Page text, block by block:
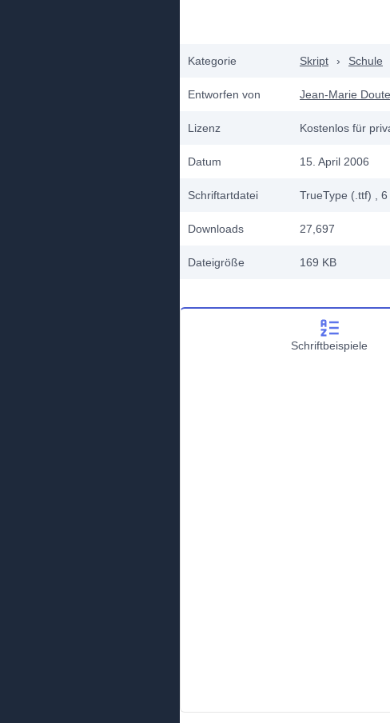
Kategorie Skript › Schule
Entworfen von Jean-Marie
Lizenz Kostenlos für
Datum 15. April 2006
Schriftartdatei TrueType (.ttf) , 6
Downloads 27,697
Dateigröße 169 KB
Schriftbeispiele